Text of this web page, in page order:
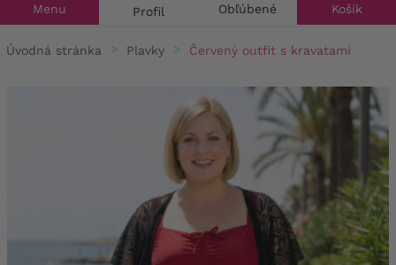
Menu Profil Obľúbené Košík
Úvodná stránka Plavky Červený outfit s kravatami